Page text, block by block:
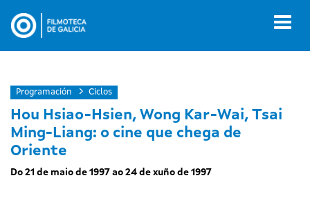
contido
Programación Ciclos
Hou Hsiao-Hsien, Wong Kar-Wai, Tsai
Ming-Liang: o cine que chega de
Oriente
Do 21 de maio de 1997 ao 24 de xuño de 1997